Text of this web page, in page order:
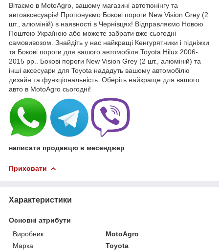
Вітаємо в MotoAgro, вашому магазині автотюнінгу та
автоаксесуарів! Пропонуємо Бокові пороги New Vision Grey (2
шт., алюміній) в наявності в Чернівцях! Відправляємо Новою
Поштою Україною або можете забрати вже сьогодні
самовивозом. Знайдіть у нас найкращі Кенгурятники і підніжки
та Бокові пороги для вашого автомобіля Toyota Hilux 2006-
2015 рр.. Бокові пороги New Vision Grey (2 шт., алюміній) та
інші аксесуари для Toyota нададуть вашому автомобілю
дизайн та функціональність. Оберіть найкраще для вашого
авто в MotoAgro сьогодні!
написати продавцю в месенджер
Приховати
Характеристики
Основні атрибути
Виробник
MotoAgro
Марка
Toyota